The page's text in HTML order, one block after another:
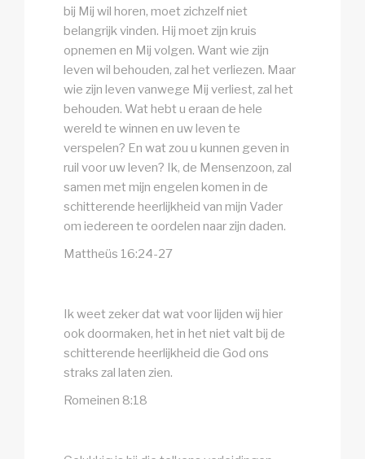
bij Mij wil horen, moet zichzelf niet
belangrijk vinden. Hij moet zijn kruis
opnemen en Mij volgen. Want wie zijn
leven wil behouden, zal het verliezen. Maar
wie zijn leven vanwege Mij verliest, zal het
behouden. Wat hebt u eraan de hele
wereld te winnen en uw leven te
verspelen? En wat zou u kunnen geven in
ruil voor uw leven? Ik, de Mensenzoon, zal
samen met mijn engelen komen in de
schitterende heerlijkheid van mijn Vader
om iedereen te oordelen naar zijn daden.
Mattheüs 16:24-27
Ik weet zeker dat wat voor lijden wij hier
ook doormaken, het in het niet valt bij de
schitterende heerlijkheid die God ons
straks zal laten zien.
Romeinen 8:18